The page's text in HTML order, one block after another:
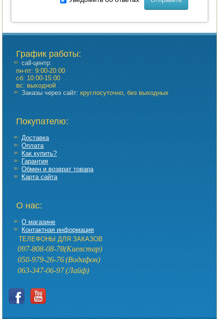
График работы:
call-центр:
пн-пт: 9:00-20:00
сб: 10:00-15:00
вс: выходной
Заказы через сайт:круглосуточно, без выходных
Покупателю:
Доставка
Оплата
Как купить?
Гарантия
Обмен и возврат товара
Карта сайта
О нас:
О магазине
Контактная информация
ТЕЛЕФОНЫ ДЛЯ ЗАКАЗОВ
097-808-08-78(Киевстар)
050-979-26-76(Водафон)
063-347-06-97(Лайф)